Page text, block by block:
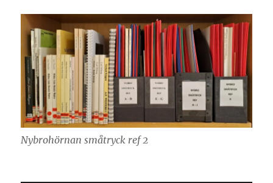
Nybrohörnan småtryck ref 2